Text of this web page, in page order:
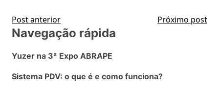
Post anterior Próximo post
Navegação rápida
Yuzer na 3ª Expo ABRAPE
Sistema PDV: o que é e como funciona?